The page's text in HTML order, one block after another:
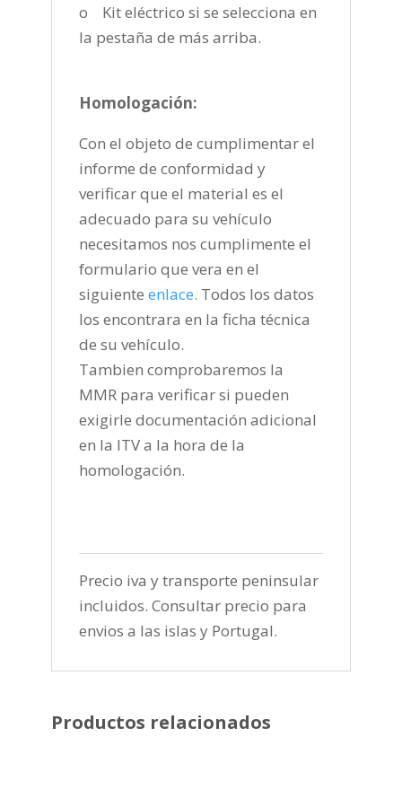
o Kit eléctrico si se selecciona en
la pestaña de más arriba.
Homologación:
Con el objeto de cumplimentar el
informe de conformidad y
verificar que el material es el
adecuado para su vehículo
necesitamos nos cumplimente el
formulario que vera en el
siguiente enlace. Todos los datos
los encontrara en la ficha técnica
de su vehículo.
Tambien comprobaremos la
MMR para verificar si pueden
exigirle documentación adicional
en la ITV a la hora de la
homologación.
Precio iva y transporte peninsular
incluidos. Consultar precio para
envios a las islas y Portugal.
Productos relacionados